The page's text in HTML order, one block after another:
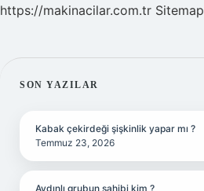
https://makinacilar.com.tr Sitemap
SIDEBAR
SON YAZILAR
Kabak çekirdeği şişkinlik yapar mı ?
Temmuz 23, 2026
Aydınlı grubun sahibi kim ?